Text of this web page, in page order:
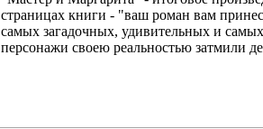
страницах книги - "ваш роман вам
самых загадочных, удивительных и
персонажи своею реальностью затмили